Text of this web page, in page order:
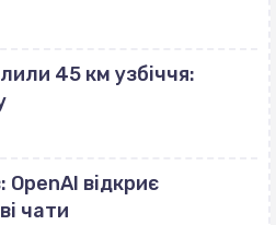
45 км узбіччя:
OpenAI відкриє
чати